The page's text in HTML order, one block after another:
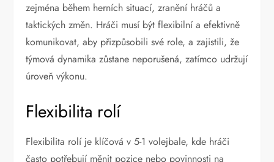
zejména během herních situací, zranění hráčů a
taktických změn. Hráči musí být flexibilní a efektivně
komunikovat, aby přizpůsobili své role, a zajistili, že
týmová dynamika zůstane neporušená, zatímco udržují
úroveň výkonu.
Flexibilita rolí
Flexibilita rolí je klíčová v 5-1 volejbale, kde hráči
často potřebují měnit pozice nebo povinnosti na